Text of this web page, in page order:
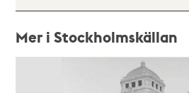
Mer i Stockholmskällan